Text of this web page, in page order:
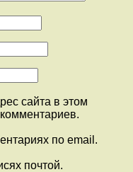
сайта в этом
по email.
почтой.